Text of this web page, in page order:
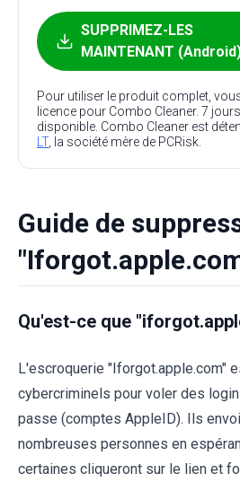
SUPPRIMEZ-LES
MAINTENANT
Pour utiliser le produit complet,
licence pour Combo Cleaner. 7
disponible. Combo Cleaner est
LT, la société mère de PCRisk.
Guide de
Qu'est-ce que
L'escroquerie "Iforgot.apple.com"
cybercriminels pour voler des
passe (comptes AppleID). Ils
nombreuses personnes en
certaines cliqueront sur le lien et